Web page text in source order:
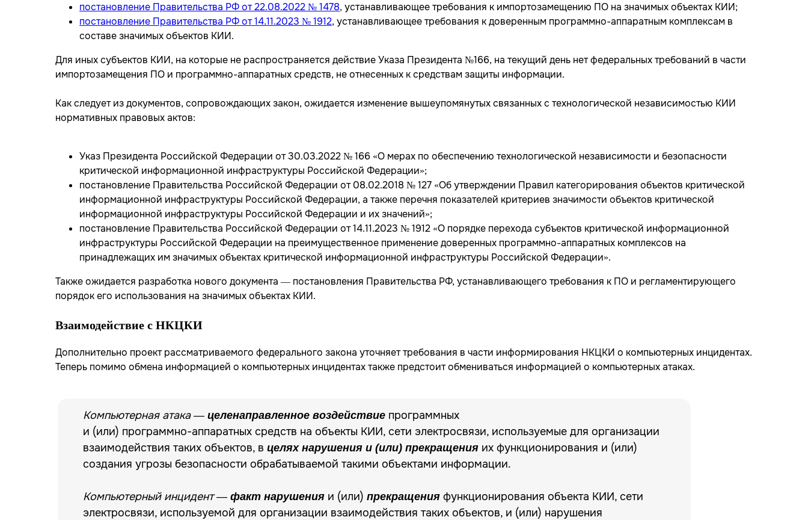
постановление Правительства РФ от 22.08.2022 № 1478, устанавливающее требования к импортозамещению ПО на значимых объектах КИИ;
постановление Правительства РФ от 14.11.2023 № 1912, устанавливающее требования к доверенным программно-аппаратным комплексам в
составе значимых объектов КИИ.
Для иных субъектов КИИ, на которые не распространяется действие Указа Президента №166, на текущий день нет федеральных требований в части
импортозамещения ПО и программно-аппаратных средств, не отнесенных к средствам защиты информации.
Как следует из документов, сопровождающих закон, ожидается изменение вышеупомянутых связанных с технологической независимостью КИИ
нормативных правовых актов:
Указ Президента Российской Федерации от 30.03.2022 № 166 «О мерах по обеспечению технологической независимости и безопасности
критической информационной инфраструктуры Российской Федерации»;
постановление Правительства Российской Федерации от 08.02.2018 № 127 «Об утверждении Правил категорирования объектов критической
информационной инфраструктуры Российской Федерации, а также перечня показателей критериев значимости объектов критической
информационной инфраструктуры Российской Федерации и их значений»;
постановление Правительства Российской Федерации от 14.11.2023 № 1912 «О порядке перехода субъектов критической информационной
инфраструктуры Российской Федерации на преимущественное применение доверенных программно-аппаратных комплексов на
принадлежащих им значимых объектах критической информационной инфраструктуры Российской Федерации».
Также ожидается разработка нового документа — постановления Правительства РФ, устанавливающего требования к ПО и регламентирующего
порядок его использования на значимых объектах КИИ.
Взаимодействие с НКЦКИ
Дополнительно проект рассматриваемого федерального закона уточняет требования в части информирования НКЦКИ о компьютерных инцидентах.
Теперь помимо обмена информацией о компьютерных инцидентах также предстоит обмениваться информацией о компьютерных атаках.
Компьютерная атака— целенаправленное воздействие программных
и (или) программно-аппаратных средств на объекты КИИ, сети электросвязи, используемые для организации
взаимодействия таких объектов, в целях нарушения и (или) прекращения их функционирования и (или)
создания угрозы безопасности обрабатываемой такими объектами информации.
Компьютерный инцидент— факт нарушения и (или) прекращения функционирования объекта КИИ, сети
электросвязи, используемой для организации взаимодействия таких объектов, и (или) нарушения